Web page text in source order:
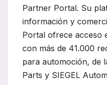
Partner Portal. Su
información y
Portal ofrece acceso
con más de 41.000
para automoción, de
Parts y SIEGEL